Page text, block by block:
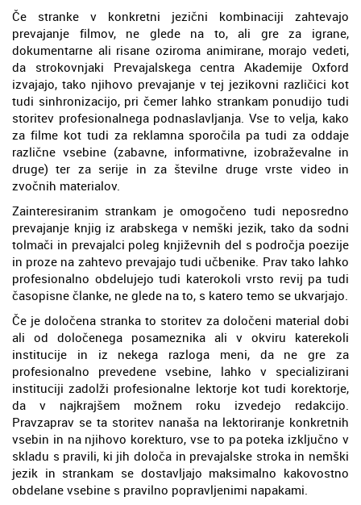
Če stranke v konkretni jezični kombinaciji zahtevajo
prevajanje filmov, ne glede na to, ali gre za igrane,
dokumentarne ali risane oziroma animirane, morajo vedeti,
da strokovnjaki Prevajalskega centra Akademije Oxford
izvajajo, tako njihovo prevajanje v tej jezikovni različici kot
tudi sinhronizacijo, pri čemer lahko strankam ponudijo tudi
storitev profesionalnega podnaslavljanja. Vse to velja, kako
za filme kot tudi za reklamna sporočila pa tudi za oddaje
različne vsebine (zabavne, informativne, izobraževalne in
druge) ter za serije in za številne druge vrste video in
zvočnih materialov.
Zainteresiranim strankam je omogočeno tudi neposredno
prevajanje knjig iz arabskega v nemški jezik, tako da sodni
tolmači in prevajalci poleg književnih del s področja poezije
in proze na zahtevo prevajajo tudi učbenike. Prav tako lahko
profesionalno obdelujejo tudi katerokoli vrsto revij pa tudi
časopisne članke, ne glede na to, s katero temo se ukvarjajo.
Če je določena stranka to storitev za določeni material dobi
ali od določenega posameznika ali v okviru katerekoli
institucije in iz nekega razloga meni, da ne gre za
profesionalno prevedene vsebine, lahko v specializirani
instituciji zadolži profesionalne lektorje kot tudi korektorje,
da v najkrajšem možnem roku izvedejo redakcijo.
Pravzaprav se ta storitev nanaša na lektoriranje konkretnih
vsebin in na njihovo korekturo, vse to pa poteka izključno v
skladu s pravili, ki jih določa in prevajalske stroka in nemški
jezik in strankam se dostavljajo maksimalno kakovostno
obdelane vsebine s pravilno popravljenimi napakami.